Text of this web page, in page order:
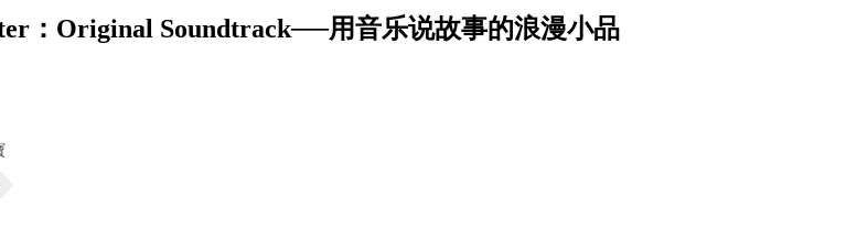
：Original Soundtrack──用音乐说故事的浪漫小品